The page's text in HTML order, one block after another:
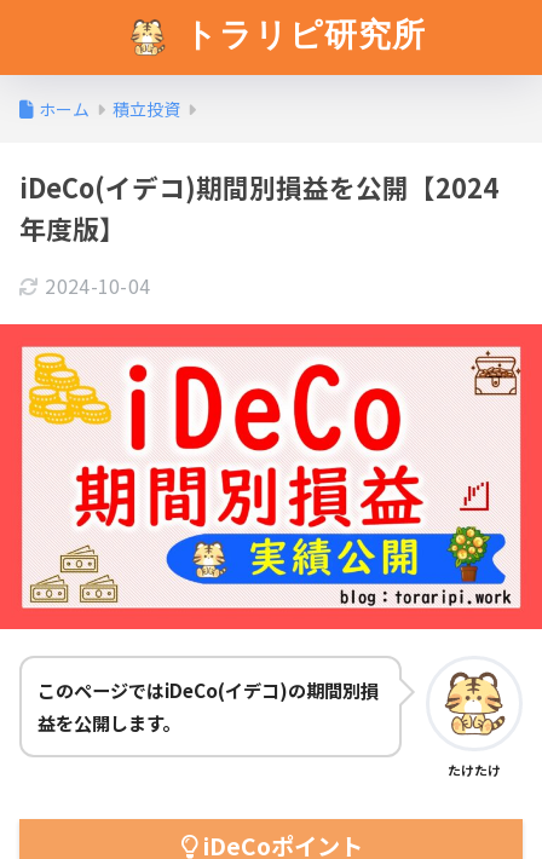
トラリピ研究所
ホーム 積立投資
iDeCo(イデコ)期間別損益を公開【2024
年度版】
2024-10-04
このページではiDeCo(イデコ)の期間別損
益を公開します。
たけたけ
iDeCoポイント